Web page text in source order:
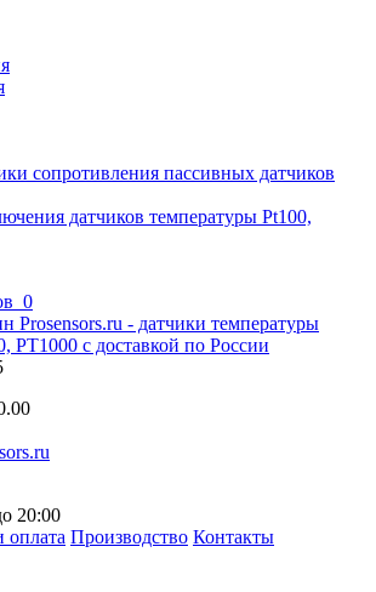
сопротивления пассивных датчиков
датчиков температуры Pt100,
0
20:00
оплата Производство Контакты